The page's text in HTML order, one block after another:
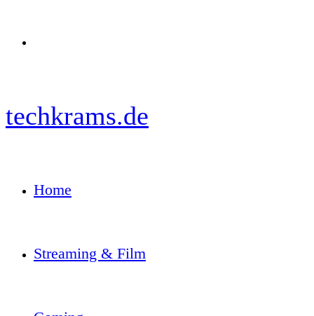
techkrams.de
Home
Streaming & Film